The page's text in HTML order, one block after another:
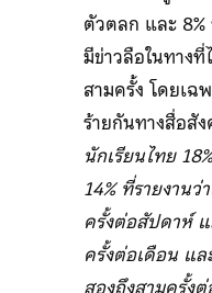
ตัวตลก และ 8%
มีข่าวลือในทาง
สามครั้ง โดยเฉ
ร้ายกันทางสื่อสั
นักเรียนไทย
14% ที่รายงาน
ครั้งต่อสัปดาห์
ครั้งต่อเดือน แ